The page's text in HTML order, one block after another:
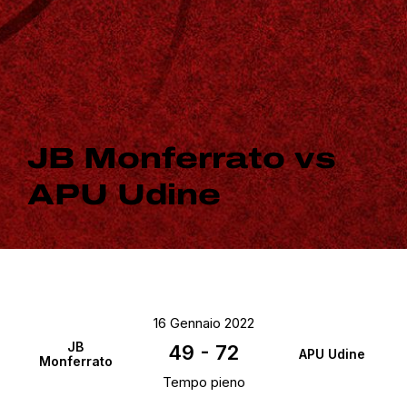
JB Monferrato vs
APU Udine
JB
Monferrato
APU Udine
16 Gennaio 2022
49 - 72
Tempo pieno